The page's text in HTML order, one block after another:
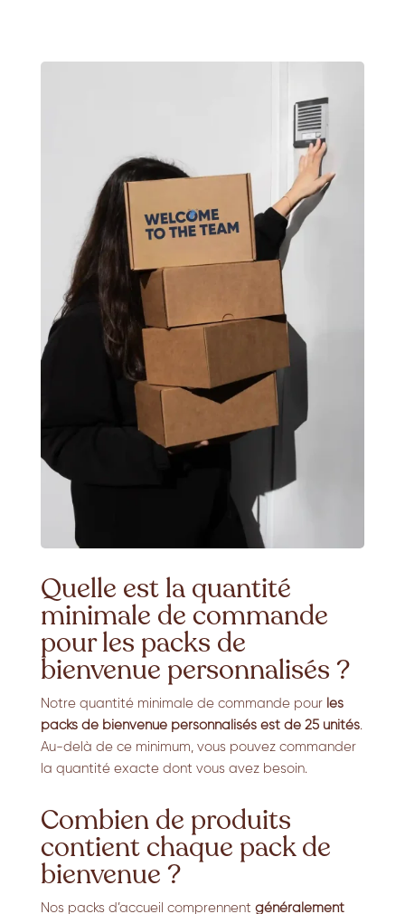
Quelle est la quantité
minimale de commande
pour les packs de
bienvenue personnalisés ?
Notre quantité minimale de commande pourles
packs de bienvenue personnalisés est de 25 unités.
Au-delà de ce minimum, vous pouvez commander
la quantité exacte dont vous avez besoin.
Combien de produits
contient chaque pack de
bienvenue ?
Nos packs d’accueil comprennent généralement